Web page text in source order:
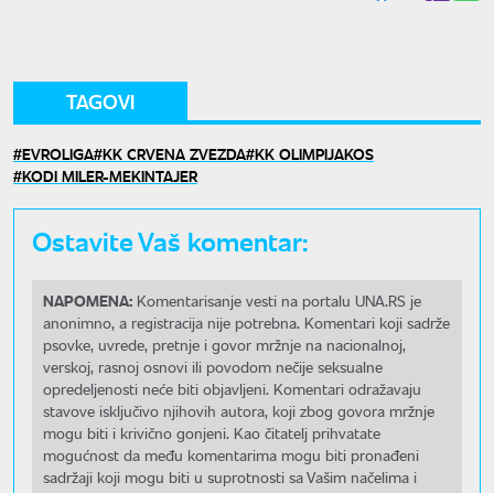
TAGOVI
EVROLIGA KK CRVENA ZVEZDA KK OLIMPIJAKOS
KODI MILER-MEKINTAJER
Ostavite Vaš komentar:
NAPOMENA: Komentarisanje vesti na portalu UNA.RS je
anonimno, a registracija nije potrebna. Komentari koji sadrže
psovke, uvrede, pretnje i govor mržnje na nacionalnoj,
verskoj, rasnoj osnovi ili povodom nečije seksualne
opredeljenosti neće biti objavljeni. Komentari odražavaju
stavove isključivo njihovih autora, koji zbog govora mržnje
mogu biti i krivično gonjeni. Kao čitatelj prihvatate
mogućnost da među komentarima mogu biti pronađeni
sadržaji koji mogu biti u suprotnosti sa Vašim načelima i